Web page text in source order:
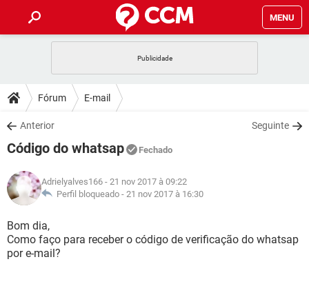
MENU
CELULAR
OUTLOOK
INSTAGRAM GMAIL
GUIA DE COMPRAS
DICAS
JOGOS
INSTAGRAM GMAIL
GUIA DE COMPRAS
DOWNLOADS
JOGOS WHATSAPP
CELULAR
OUTLOOK EXCEL
INSTAGRAM
GUIA DE COMPRAS
FÓRUM
JOGOS WHATSAPP
CELULAR
OUTLOOK
INSTAGRAM
GLOSSÁRIO
JOGOS
CELULAR FACEBOOK
Fórum E-mail
Anterior Seguinte
Código do whatsap Fechado
Adrielyalves166 - 21 nov 2017 à 09:22
Perfil bloqueado - 21 nov 2017 à 16:30
Bom dia,
Como faço para receber o código de verificação do whatsap
por e-mail?